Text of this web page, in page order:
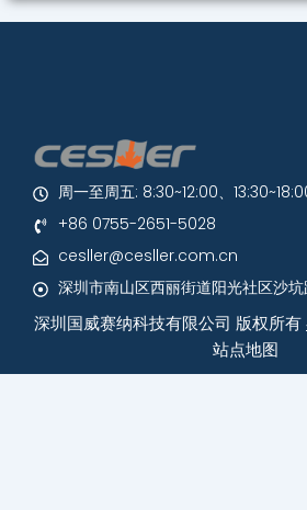
周一至周五: 8:30~12:00、
+86 0755-2651-5028
cesller@cesller.com.cn
深圳市南山区西丽街道阳光社区沙
深圳国威赛纳科技有限公司 版权所有
站点地图